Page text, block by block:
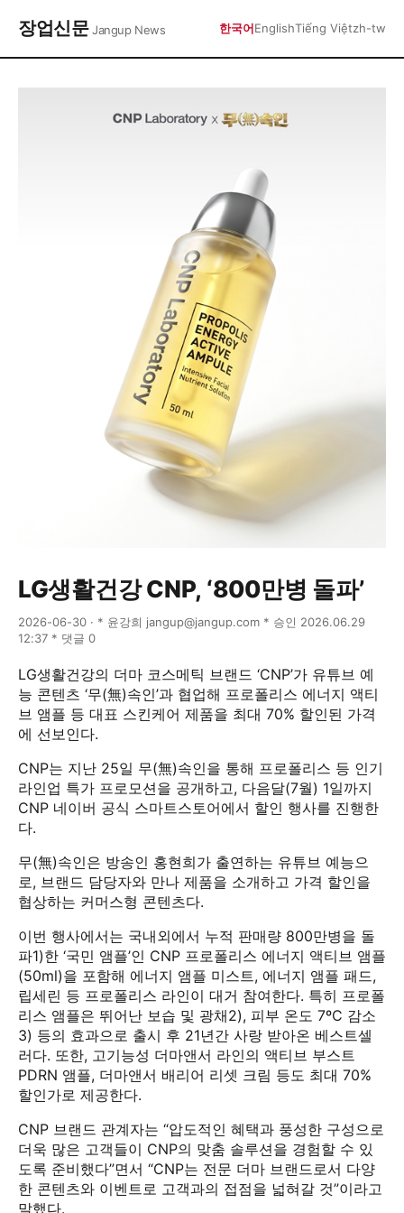
장업신문Jangup News 한국어EnglishTiếng Việtzh-tw
LG생활건강 CNP, ‘800만병 돌파’
2026-06-30 · * 윤강희 jangup@jangup.com * 승인 2026.06.29
12:37 * 댓글 0
LG생활건강의 더마 코스메틱 브랜드 ‘CNP’가 유튜브 예
능 콘텐츠 ‘무(無)속인’과 협업해 프로폴리스 에너지 액티
브 앰플 등 대표 스킨케어 제품을 최대 70% 할인된 가격
에 선보인다.
CNP는 지난 25일 무(無)속인을 통해 프로폴리스 등 인기
라인업 특가 프로모션을 공개하고, 다음달(7월) 1일까지
CNP 네이버 공식 스마트스토어에서 할인 행사를 진행한
다.
무(無)속인은 방송인 홍현희가 출연하는 유튜브 예능으
로, 브랜드 담당자와 만나 제품을 소개하고 가격 할인을
협상하는 커머스형 콘텐츠다.
이번 행사에서는 국내외에서 누적 판매량 800만병을 돌
파1)한 ‘국민 앰플’인 CNP 프로폴리스 에너지 액티브 앰플
(50ml)을 포함해 에너지 앰플 미스트, 에너지 앰플 패드,
립세린 등 프로폴리스 라인이 대거 참여한다. 특히 프로폴
리스 앰플은 뛰어난 보습 및 광채2), 피부 온도 7ºC 감소
3) 등의 효과으로 출시 후 21년간 사랑 받아온 베스트셀
러다. 또한, 고기능성 더마앤서 라인의 액티브 부스트
PDRN 앰플, 더마앤서 배리어 리셋 크림 등도 최대 70%
할인가로 제공한다.
CNP 브랜드 관계자는 “압도적인 혜택과 풍성한 구성으로
더욱 많은 고객들이 CNP의 맞춤 솔루션을 경험할 수 있
도록 준비했다”면서 “CNP는 전문 더마 브랜드로서 다양
한 콘텐츠와 이벤트로 고객과의 접점을 넓혀갈 것”이라고
말했다.